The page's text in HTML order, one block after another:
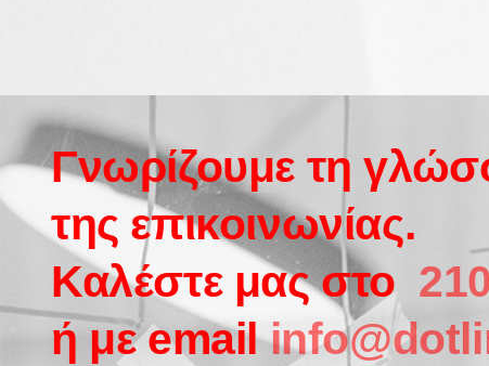
Γνωρίζουμε τη
της επικοινωνίας.
Καλέστε μας στο
ή με email